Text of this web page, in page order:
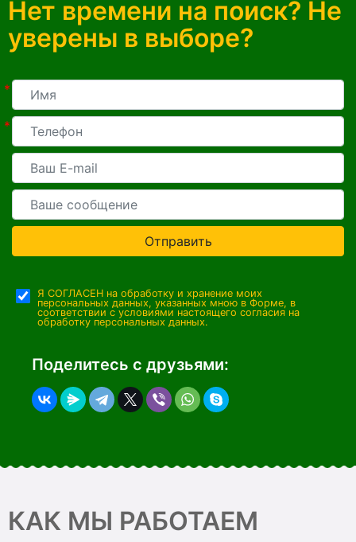
Нет времени на поиск? Не
уверены в выборе?
*
*
Отправить
Я СОГЛАСЕН на обработку и хранение моих
персональных данных, указанных мною в Форме, в
соответствии с условиями настоящего согласия на
обработку персональных данных.
Поделитесь с друзьями:
КАК МЫ РАБОТАЕМ